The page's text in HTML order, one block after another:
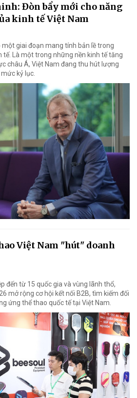
Đòn bẩy mới cho năng
kinh tế Việt Nam
giai đoạn mang tính bản lề trong
tế. Là một trong những nền kinh tế tăng
châu Á, Việt Nam đang thu hút lượng
kỷ lục.
Việt Nam "hút" doanh
đến từ 15 quốc gia và vùng lãnh thổ,
mở rộng cơ hội kết nối B2B, tìm kiếm đối
ứng thể thao quốc tế tại Việt Nam.